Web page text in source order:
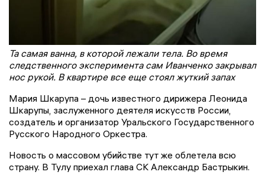
Та самая ванна, в которой лежали тела. Во время
следственного эксперимента сам Иванченко закрывал
нос рукой. В квартире все еще стоял жуткий запах
Мария Шкарупа – дочь известного дирижера Леонида
Шкарупы, заслуженного деятеля искусств России,
создатель и организатор Уральского Государственного
Русского Народного Оркестра.
Новость о массовом убийстве тут же облетела всю
страну. В Тулу приехал глава СК Александр Бастрыкин.